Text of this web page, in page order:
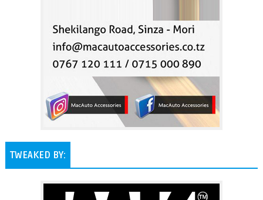
TWEAKED BY: